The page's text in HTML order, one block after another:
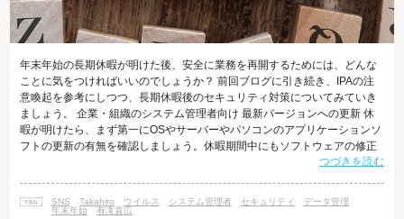
年末年始の長期休暇が明けた後、安全に業務を再開するためには、どんな
ことに気をつければいいのでしょうか？ 前回ブログに引き続き、IPAの注
意喚起を参考にしつつ、長期休暇後のセキュリティ対策についてみていき
ましょう。 企業・組織のシステム管理者向け 最新バージョンへの更新 休
暇が明けたら、まず第一にOSやサーバーやパソコンのアプリケーションソ
フトの更新の有無を確認しましょう。休暇期間中にもソフトウェアの修正
プログラムが公開されている場合があります。必ず最新版にしてから業務
同様に、休暇明けすぐにセキュリティソフトの更新を行いましょう。 サー
バ等における各種ログの確認 長期休暇中に、不審なアクセスログがサーバ
つづきを読む
SNS Takahiro ウイルス システム管理者 セキュリティ
データ管理
年末年始
有滝貴広